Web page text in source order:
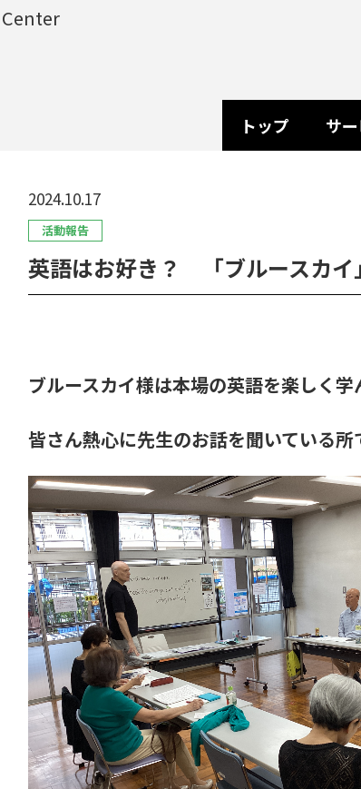
トップ サ
2024.10.17
活動報告
英語はお好き？ 「ブルースカ
ブルースカイ様は本場の英語を楽しく
皆さん熱心に先生のお話を聞いている所